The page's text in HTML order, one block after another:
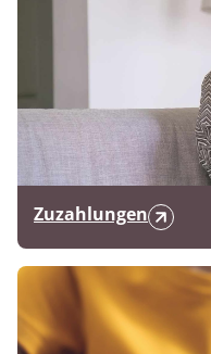
Zuzahlungen